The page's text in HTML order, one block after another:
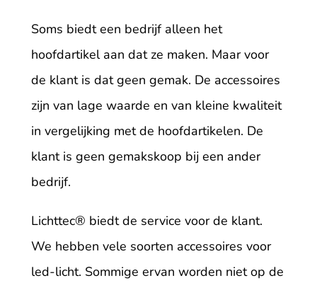
Soms biedt een bedrijf alleen het
hoofdartikel aan dat ze maken. Maar voor
de klant is dat geen gemak. De accessoires
zijn van lage waarde en van kleine kwaliteit
in vergelijking met de hoofdartikelen. De
klant is geen gemakskoop bij een ander
bedrijf.
Lichttec® biedt de service voor de klant.
We hebben vele soorten accessoires voor
led-licht. Sommige ervan worden niet op de